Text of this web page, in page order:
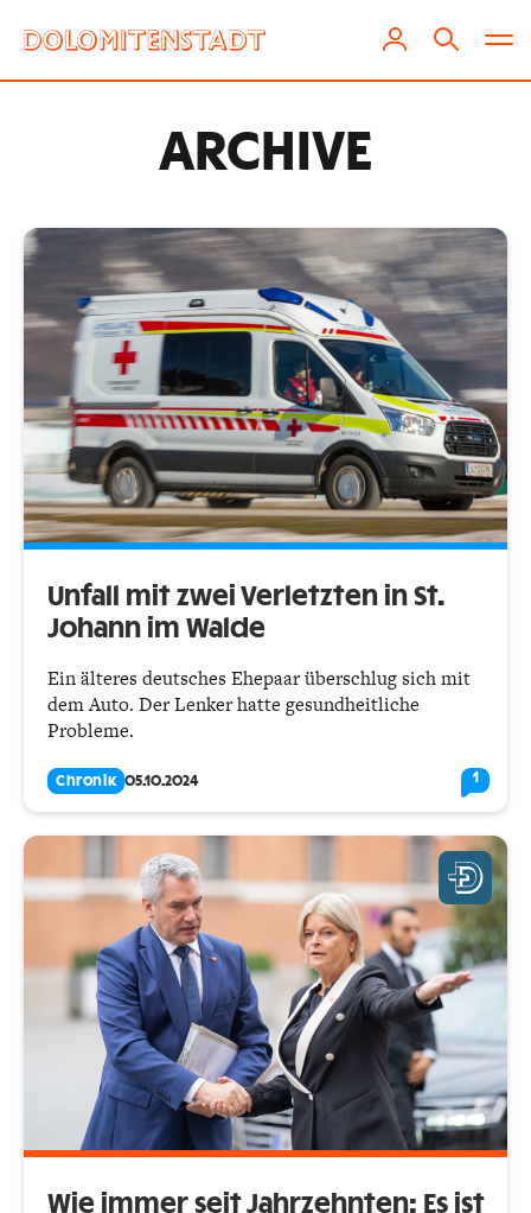
ARCHIVE
Unfall mit zwei Verletzten in St.
Johann im Walde
Ein älteres deutsches Ehepaar überschlug sich mit
dem Auto. Der Lenker hatte gesundheitliche
Probleme.
Chronik 05.10.2024 1
Wie immer seit Jahrzehnten: Es ist